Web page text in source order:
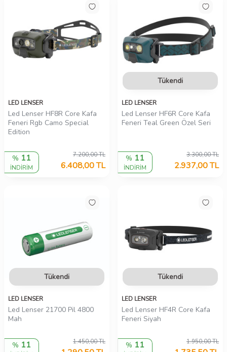
LED LENSER
Led Lenser HF8R Core Kafa
Feneri Rgb Camo Special
Edition
% 11
İNDİRİM
7.200,00TL
6.408,00TL
Tükendi
LED LENSER
Led Lenser HF6R Core Kafa
Feneri Teal Green Özel Seri
% 11
İNDİRİM
3.300,00TL
2.937,00TL
Tükendi
LED LENSER
Led Lenser 21700 Pil 4800
Mah
% 11 1.450,00TL
Tükendi
LED LENSER
Led Lenser HF4R Core Kafa
Feneri Siyah
% 11 1.950,00TL